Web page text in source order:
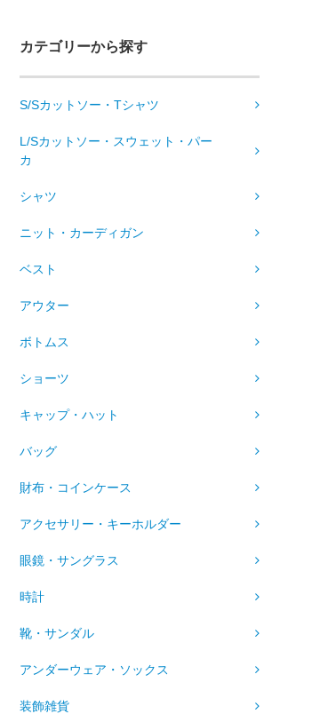
カテゴリーから探す
S/Sカットソー・Tシャツ
L/Sカットソー・スウェット・パー
カ
シャツ
ニット・カーディガン
ベスト
アウター
ボトムス
ショーツ
キャップ・ハット
バッグ
財布・コインケース
アクセサリー・キーホルダー
眼鏡・サングラス
時計
靴・サンダル
アンダーウェア・ソックス
装飾雑貨